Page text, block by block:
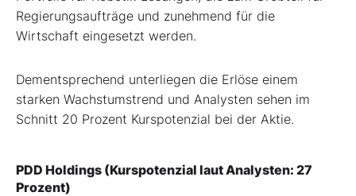
Regierungsaufträge und zunehmend für die
Wirtschaft eingesetzt werden.
Dementsprechend unterliegen die Erlöse einem
starken Wachstumstrend und Analysten sehen im
Schnitt 20 Prozent Kurspotenzial bei der Aktie.
PDD Holdings (Kurspotenzial laut Analysten: 27
Prozent)